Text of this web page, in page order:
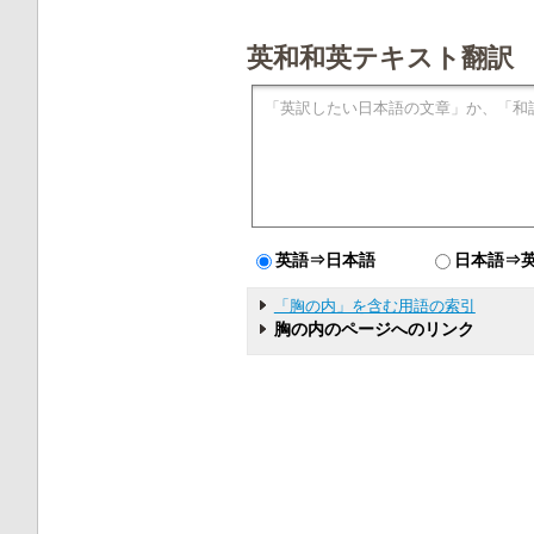
英和和英テキスト翻訳
英語⇒日本語 日本語⇒
「胸の内」を含む用語の索引
胸の内のページへのリンク